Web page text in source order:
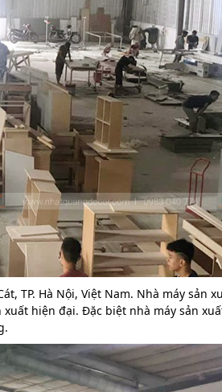
TP. Hà Nội, Việt Nam. Nhà máy sản
hiện đại. Đặc biệt nhà máy sản